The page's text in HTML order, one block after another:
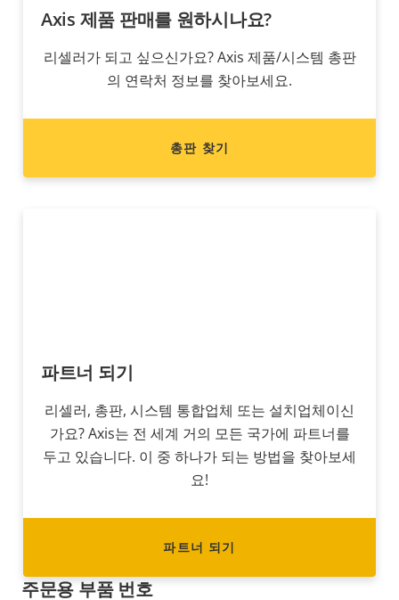
Axis 제품 판매를 원하시나요?
리셀러가 되고 싶으신가요? Axis 제품/시스템 총판
의 연락처 정보를 찾아보세요.
총판 찾기
파트너 되기
리셀러, 총판, 시스템 통합업체 또는 설치업체이신
가요? Axis는 전 세계 거의 모든 국가에 파트너를
두고 있습니다. 이 중 하나가 되는 방법을 찾아보세
요!
파트너 되기
주문용 부품 번호